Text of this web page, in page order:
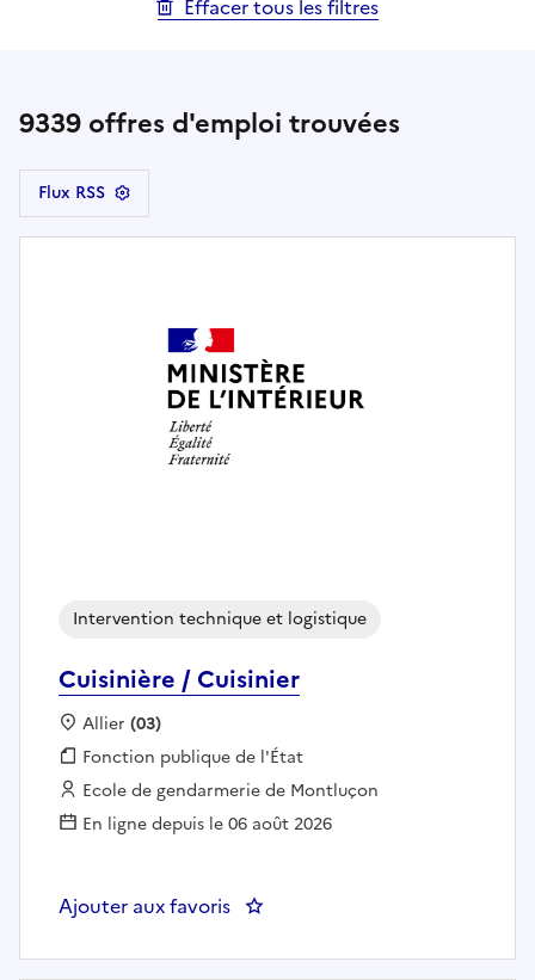
Effacer tous les filtres
9339 offres d'emploi trouvées
Flux RSS
Cuisinière / Cuisinier
Intervention technique et logistique
Localisation :
Allier (03)
Fonction publique :
Fonction publique de l'État
Employeur :
Ecole de gendarmerie de Montluçon
En ligne depuis le 06 août 2026
Ajouter aux favoris : Cuisinière / Cuisinier